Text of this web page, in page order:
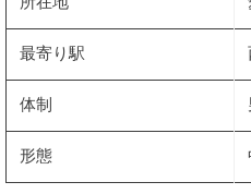
最寄り駅
体制
形態